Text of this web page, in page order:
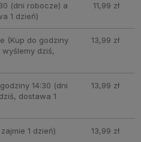
(dni robocze) a
1 dzień)
11,99 zł
(Kup do godziny
wyślemy dziś,
13,99 zł
14:30 (dni
dostawa 1
13,99 zł
1 dzień) 13,99 zł